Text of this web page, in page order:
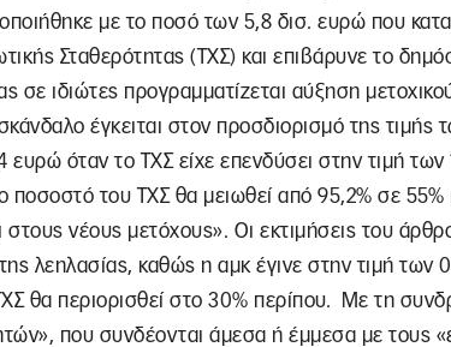
με το ποσό των 5,8 δισ. ευρώ που
Σταθερότητας (ΤΧΣ) και επιβάρυνε το
σε ιδιώτες προγραμματίζεται αύξηση
έγκειται στον προσδιορισμό της
ευρώ όταν το ΤΧΣ είχε επενδύσει στην τιμή
ποσοστό του ΤΧΣ θα μειωθεί από 95,2% σε 55%
νέους μετόχους». Οι εκτιμήσεις του
λεηλασίας, καθώς η αμκ έγινε στην τιμή των
θα περιορισθεί στο 30% περίπου. Με τη
που συνδέονται άμεσα ή έμμεσα με τους